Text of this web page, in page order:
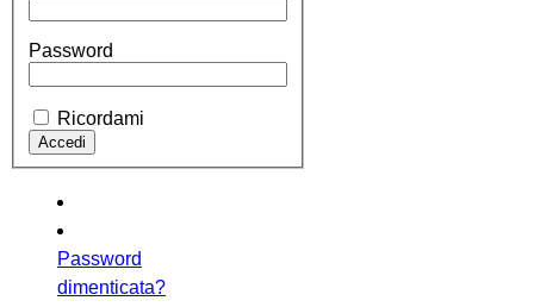
Password
Ricordami
Password
dimenticata?